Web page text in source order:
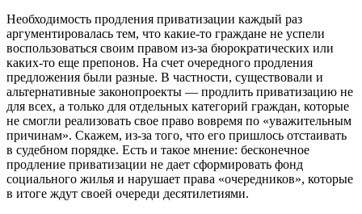
Необходимость продления приватизации каждый раз
аргументировалась тем, что какие-то граждане не успели
воспользоваться своим правом из-за бюрократических или
каких-то еще препонов. На счет очередного продления
предложения были разные. В частности, существовали и
альтернативные законопроекты — продлить приватизацию не
для всех, а только для отдельных категорий граждан, которые
не смогли реализовать свое право вовремя по «уважительным
причинам». Скажем, из-за того, что его пришлось отстаивать
в судебном порядке. Есть и такое мнение: бесконечное
продление приватизации не дает сформировать фонд
социального жилья и нарушает права «очередников», которые
в итоге ждут своей очереди десятилетиями.